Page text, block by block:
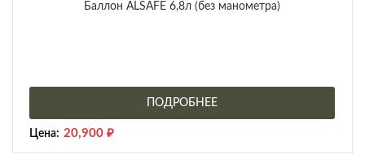
Баллон ALSAFE 6,8л (без манометра)
ПОДРОБНЕЕ
Цена: 20,900 ₽